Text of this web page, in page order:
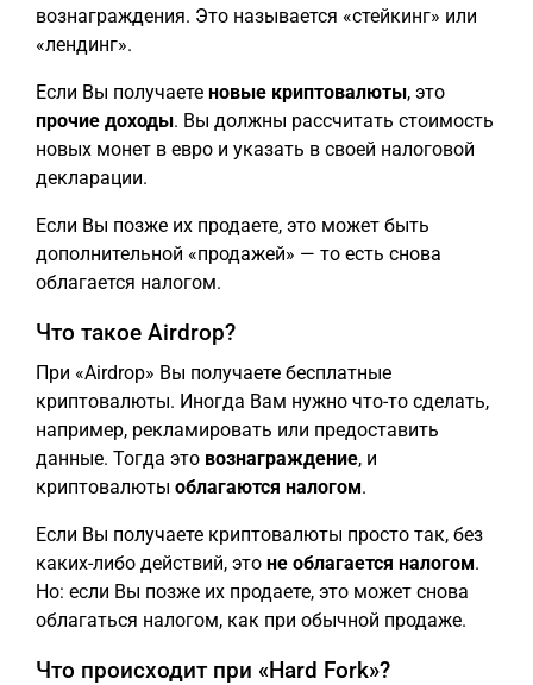
вознаграждения. Это называется «стейкинг» или
«лендинг».
Если Вы получаете новые криптовалюты, это
прочие доходы. Вы должны рассчитать стоимость
новых монет в евро и указать в своей налоговой
декларации.
Если Вы позже их продаете, это может быть
дополнительной «продажей» — то есть снова
облагается налогом.
Что такое Airdrop?
При «Airdrop» Вы получаете бесплатные
криптовалюты. Иногда Вам нужно что-то сделать,
например, рекламировать или предоставить
данные. Тогда это вознаграждение, и
криптовалюты облагаются налогом.
Если Вы получаете криптовалюты просто так, без
каких-либо действий, это не облагается налогом.
Но: если Вы позже их продаете, это может снова
облагаться налогом, как при обычной продаже.
Что происходит при «Hard Fork»?